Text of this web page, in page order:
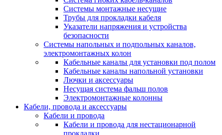
Системы монтажные несущие
Трубы для прокладки кабеля
Указатели напряжения и устройства
безопасности
Системы напольных и подпольных каналов,
электромонтажных колон
Кабельные каналы для установки под полом
Кабельные каналы напольной установки
Лючки и аксессуары
Несущая система фальш полов
Электромонтажные колонны
Кабели, провода и аксессуары
Кабели и провода
Кабели и провода для нестационарной
прокладки